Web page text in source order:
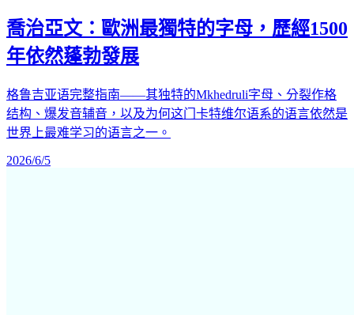
喬治亞文：歐洲最獨特的字母，歷經1500
年依然蓬勃發展
格鲁吉亚语完整指南——其独特的Mkhedruli字母、分裂作格
结构、爆发音辅音，以及为何这门卡特维尔语系的语言依然是
世界上最难学习的语言之一。
2026/6/5